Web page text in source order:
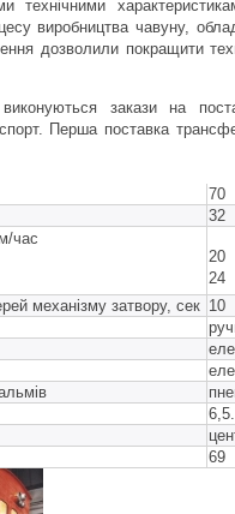
технічними
виробництва чавуну,
дозволили покращити
закази на
Перша поставка
70
32
час
20
24
механізму затвору, сек 10
69